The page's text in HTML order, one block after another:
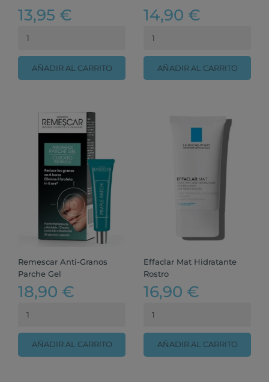
13,95 €
AÑADIR AL CARRITO
14,90 €
AÑADIR AL CARRITO
Remescar Anti-Granos
Parche Gel
18,90 €
AÑADIR AL CARRITO
Effaclar Mat Hidratante
Rostro
16,90 €
AÑADIR AL CARRITO